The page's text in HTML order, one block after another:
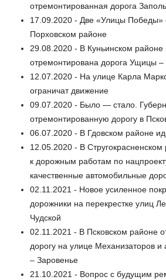
отремонтированная дорога
17.09.2020 - Две «Улицы Победы»
Порховском районе
29.08.2020 - В Куньинском районе
отремонтирована дорога Ущицы –
12.07.2020 - На улице Карла
ограничат движение
09.07.2020 - Было — стало.
отремонтированную дорогу в
06.07.2020 - В Гдовском районе
12.05.2020 - В Стругокрасненском
к дорожным работам по
качественные автомобильные
02.11.2021 - Новое усиленное
дорожники на перекрестке улиц
Чудской
02.11.2021 - В Псковском районе
дорогу на улице Механизаторов и
– Заровенье
21.10.2021 - Вопрос с будущим